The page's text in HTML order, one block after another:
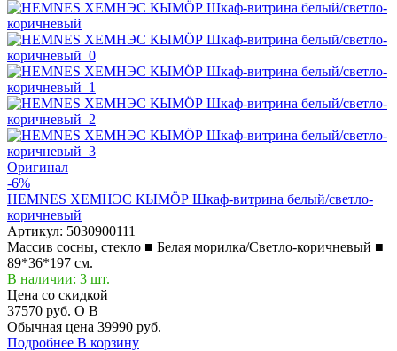
Оригинал
-6%
HEMNES ХЕМНЭС КЫМÖР Шкаф-витрина белый/светло-
коричневый
Артикул: 5030900111
Массив сосны, стекло ■ Белая морилка/Светло-коричневый ■
89*36*197 см.
В наличии: 3 шт.
Цена со скидкой
37570 руб. O B
Обычная цена 39990 руб.
Подробнее В корзину